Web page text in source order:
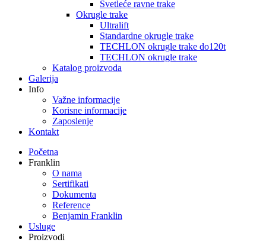
Svetleće ravne trake
Okrugle trake
Ultralift
Standardne okrugle trake
TECHLON okrugle trake do120t
TECHLON okrugle trake
Katalog proizvoda
Galerija
Info
Važne informacije
Korisne informacije
Zaposlenje
Kontakt
Početna
Franklin
O nama
Sertifikati
Dokumenta
Reference
Benjamin Franklin
Usluge
Proizvodi